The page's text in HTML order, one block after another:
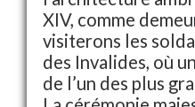
XIV, comme
visiterons les
des Invalides, où
de l’un des plus